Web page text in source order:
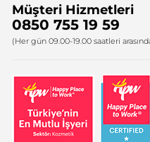
Bize Ulaşın
Firma Bilgileri
Müşteri Hizmetleri
0850 755 19 59
(Her gün 09.00-19.00 saatleri